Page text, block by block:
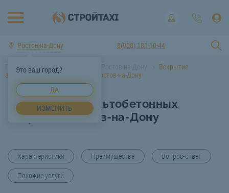
Ростов-на-Дону
Это ваш город?
ДА
ИЗМЕНИТЬ
8(908) 181-10-44
Главная Услуги спецтехники Ростов-на-Дону
Вскрытие
асфальтобетонных покрытий Ростов-на-Дону
Вскрытие асфальтобетонных
покрытий Ростов-на-Дону
Характеристики Преимущества Вопрос-ответ
Похожие услуги